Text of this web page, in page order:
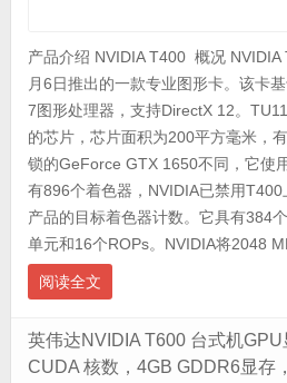
产品介绍 NVIDIA T400 概况
月6日推出的一款专业图形卡。该卡
7图形处理器，支持DirectX 12。
的芯片，芯片面积为200平方毫米，
锁的GeForce GTX 1650不同，它使
有896个着色器，NVIDIA已禁用T400
产品的目标着色器计数。它具有384
单元和16个ROPs。NVIDIA将2048
阅读全文
英伟达NVIDIA T600 台式机
CUDA 核数，4GB GDDR6显存